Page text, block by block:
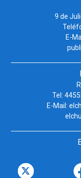
9 de
E-
Tel:
E-Mail: